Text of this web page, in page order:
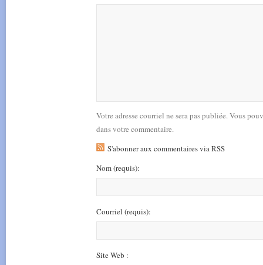
Votre adresse courriel ne sera pas publiée. Vous
dans votre commentaire.
S'abonner aux commentaires via RSS
Nom(requis):
Courriel (requis):
Site Web :